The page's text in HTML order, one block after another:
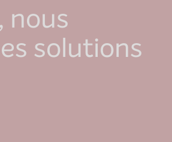
nous
solutions